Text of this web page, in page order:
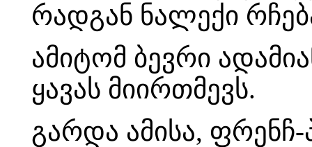
რადგან ნალექი
ამიტომ ბევრი
ყავას მიირთმევს.
გარდა ამისა, ფრენჩ-